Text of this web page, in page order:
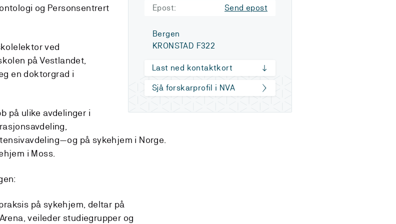
Epost: Send epost
Bergen
KRONSTAD F322
Last ned kontaktkort
Sjå forskarprofil i NVA
og Personsentrert
ved
på Vestlandet,
en doktorgrad i
på ulike avdelinger i
på sykehjem i Norge.
i Moss.
på sykehjem, deltar på
veileder studiegrupper og